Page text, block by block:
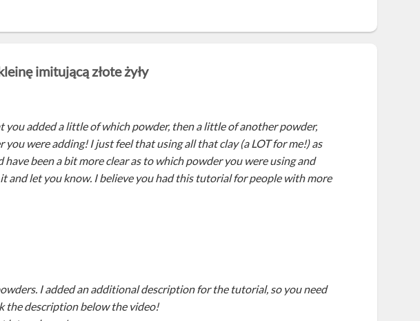
imitującą złote żyły
you added a little of which powder, then a little of another powder,
were adding! I just feel that using all that clay (a LOT for me!) as
been a bit more clear as to which powder you were using and
and let you know. I believe you had this tutorial for people with more
I added an additional description for the tutorial, so you need
the description below the video!